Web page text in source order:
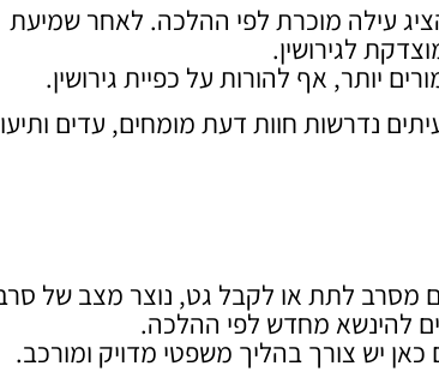
עילה מוכרת לפי ההלכה. לאחר שמיעת
לגירושין.
יותר, אף להורות על כפיית גירושין.
נדרשות חוות דעת מומחים, עדים
מסרב לתת או לקבל גט, נוצר מצב של
להינשא מחדש לפי ההלכה.
יש צורך בהליך משפטי מדויק ומורכב.